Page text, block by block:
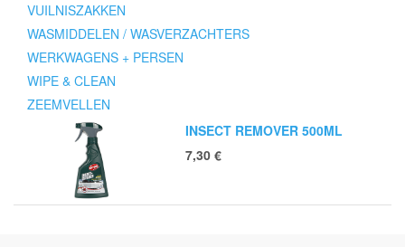
VUILNISZAKKEN
WASMIDDELEN / WASVERZACHTERS
WERKWAGENS + PERSEN
WIPE & CLEAN
ZEEMVELLEN
INSECT REMOVER 500ML
7,30 €